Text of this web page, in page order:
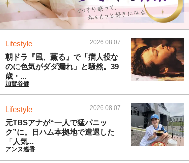
Lifestyle 2026.08.07
朝ドラ『風、薫る』で「病人役な
のに色気がダダ漏れ」と騒然。39
歳・...
加賀谷健
Lifestyle 2026.08.07
元TBSアナが“一人で猛パニッ
ク”に。日ハム本拠地で遭遇した
「人気...
アンヌ遙香